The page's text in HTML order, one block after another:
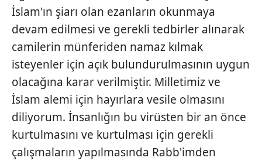
İslam'ın şiarı olan ezanların okunmaya
devam edilmesi ve gerekli tedbirler alınarak
camilerin münferiden namaz kılmak
isteyenler için açık bulundurulmasının uygun
olacağına karar verilmiştir. Milletimiz ve
İslam alemi için hayırlara vesile olmasını
diliyorum. İnsanlığın bu virüsten bir an önce
kurtulmasını ve kurtulması için gerekli
çalışmaların yapılmasında Rabb'imden